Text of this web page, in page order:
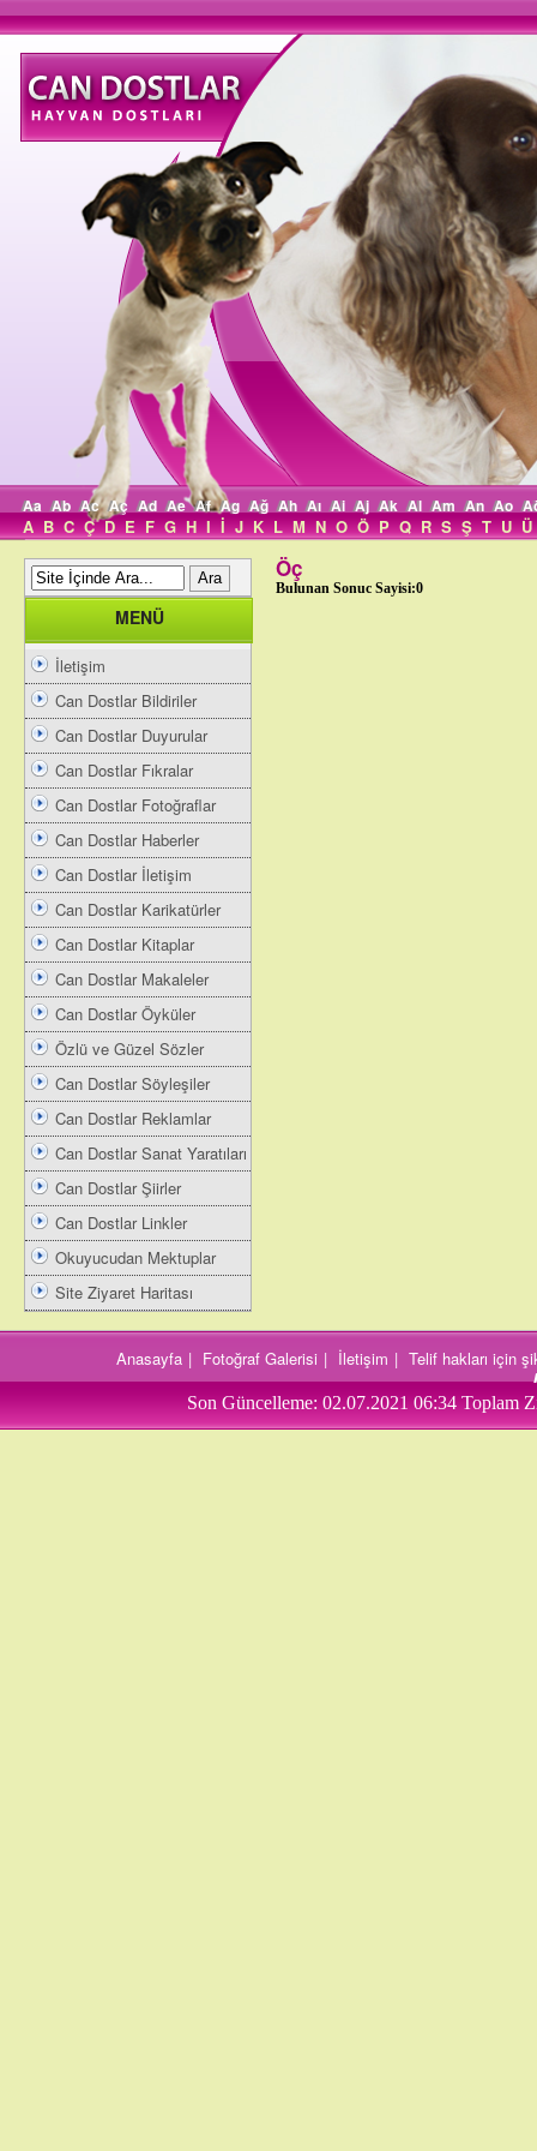
Aa Ab Ac Aç Ad Ae Af Ag Ağ Ah Aı Ai Aj Ak Al Am An Ao
A B C Ç D E F G H I İ J K L M N O Ö P Q R S Ş T U Ü
MENÜ
İletişim
Can Dostlar Bildiriler
Can Dostlar Duyurular
Can Dostlar Fıkralar
Can Dostlar Fotoğraflar
Can Dostlar Haberler
Can Dostlar İletişim
Can Dostlar Karikatürler
Can Dostlar Kitaplar
Can Dostlar Makaleler
Can Dostlar Öyküler
Özlü ve Güzel Sözler
Can Dostlar Söyleşiler
Can Dostlar Reklamlar
Can Dostlar Sanat Yaratıları
Can Dostlar Şiirler
Can Dostlar Linkler
Okuyucudan Mektuplar
Site Ziyaret Haritası
Öç
Bulunan Sonuc Sayisi:0
Anasayfa | Fotoğraf Galerisi | İletişim | Telif hakları için
Son Güncelleme: 02.07.2021 06:34 Toplam